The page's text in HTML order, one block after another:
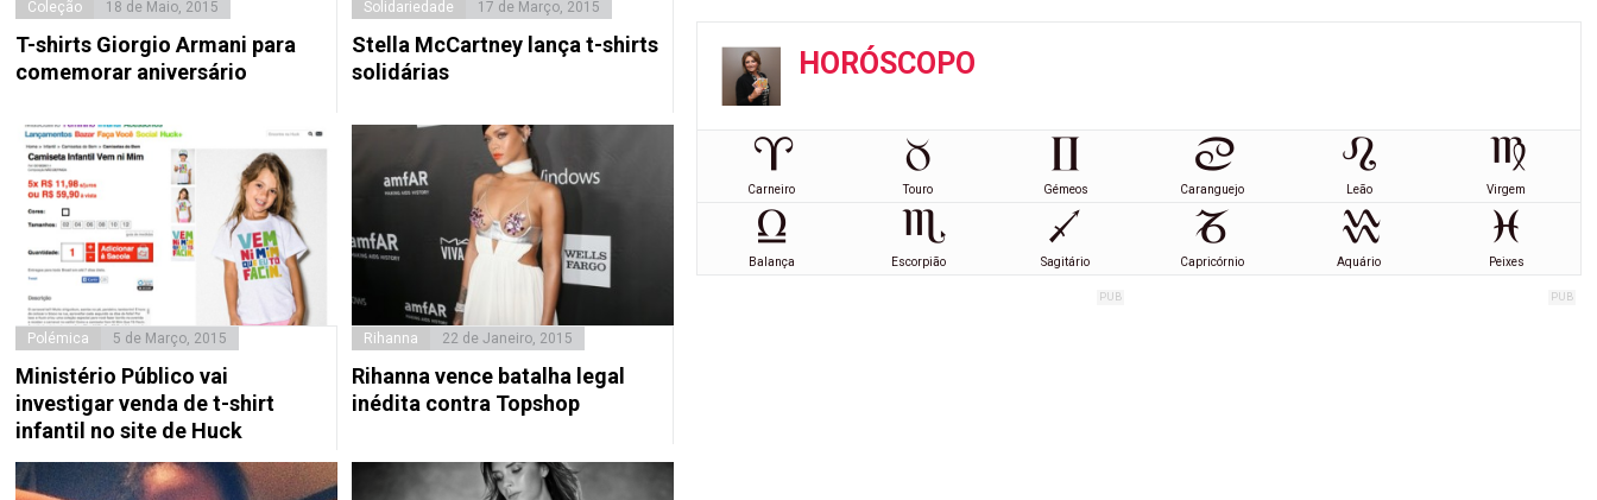
Coleção 18 de Maio, 2015
T-shirts Giorgio Armani para
comemorar aniversário
Solidariedade 17 de Março, 2015
Stella McCartney lança t-shirts
solidárias
Polémica 5 de Março, 2015
Ministério Público vai
investigar venda de t-shirt
infantil no site de Huck
Rihanna 22 de Janeiro, 2015
Rihanna vence batalha legal
inédita contra Topshop
HORÓSCOPO
Carneiro Touro Gémeos Caranguejo Leão Virgem
Balança Escorpião Sagitário Capricórnio Aquário Peixes